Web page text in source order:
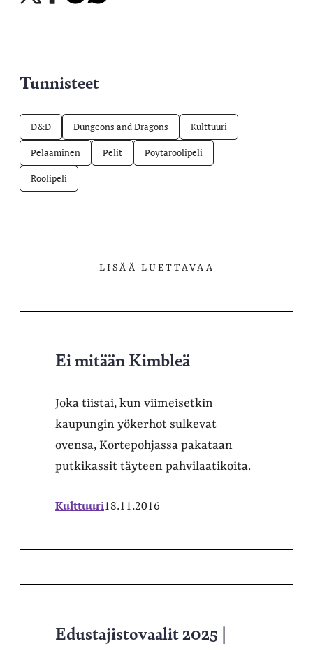
X-
Facebookissa
Telegramissa
WhatsAppissa
Tunnisteet
D&D Dungeons and Dragons Kulttuuri
Pelaaminen Pelit Pöytäroolipeli
Roolipeli
LISÄÄ LUETTAVAA
Ei mitään Kimbleä
Joka tiistai, kun viimeisetkin
kaupungin yökerhot sulkevat
ovensa, Kortepohjassa pakataan
putkikassit täyteen pahvilaatikoita.
Kulttuuri18.11.2016
Edustajistovaalit 2025 |